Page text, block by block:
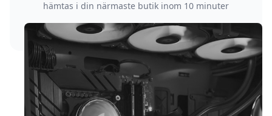
hämtas i din närmaste butik inom 10 minuter